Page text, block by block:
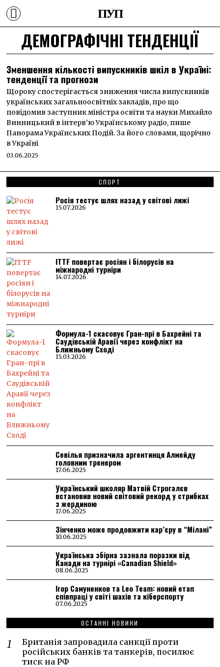
ПУП
ДЕМОГРАФІЧНІ ТЕНДЕНЦІЇ
Зменшення кількості випускників шкіл в Україні:
тенденції та прогнози
Щороку спостерігається зниження числа випускників
українських загальноосвітніх закладів, про що
повідомив заступник міністра освіти та науки Михайло
Винницький в інтерв’ю Українському радіо, пише
Панорама Українських Подій. За його словами, щорічно
в Україні
03.06.2025
СПОРТ
Росія тестує шлях назад у світові лижі
15.07.2026
ITTF повертає росіян і білорусів на
міжнародні турніри
14.07.2026
Формула-1 скасовує Гран-прі в Бахрейні та
Саудівській Аравії через конфлікт на
Ближньому Сході
15.03.2026
Севілья призначила аргентинця Алмейду
головним тренером
17.06.2025
Український школяр Матвій Строгалєв
встановив новий світовий рекорд у стрибках
з жердиною
17.06.2025
Зінченко може продовжити кар’єру в “Мілані”
10.06.2025
Українська збірна зазнала поразки від
Канади на турнірі «Canadian Shield»
08.06.2025
Ігор Самуненков та Leo Team: новий етап
співпраці у світі шахів та кіберспорту
07.06.2025
ОСТАННІ НОВИНИ
Британія запровадила санкції проти
російських банків та танкерів, посилює
тиск на РФ